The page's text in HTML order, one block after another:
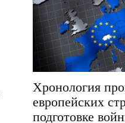
Хронология
европейских
подготовке